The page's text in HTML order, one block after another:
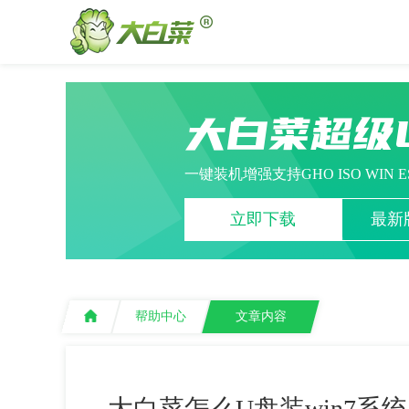
大白菜超
一键装机增强支持GHO ISO WIN
立即下载 最新
帮助中心 文章内容